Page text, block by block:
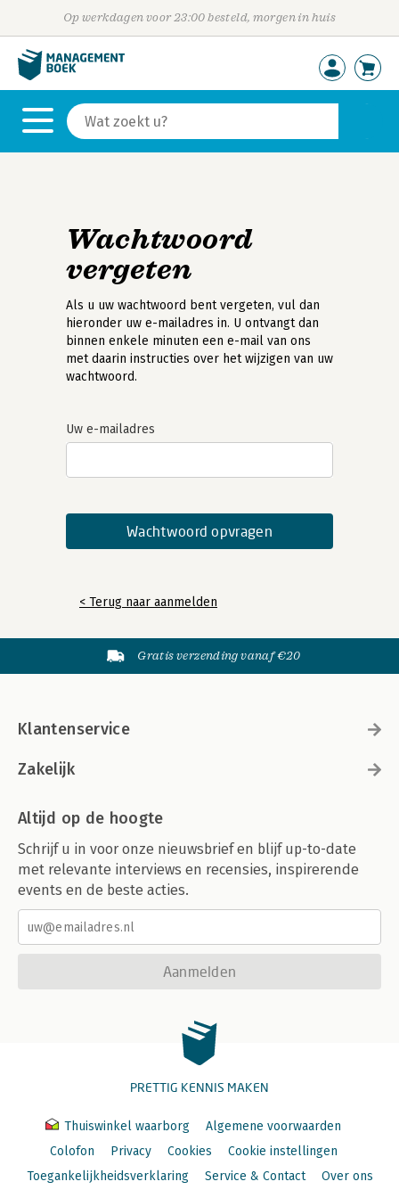
Op werkdagen voor 23:00 besteld, morgen in huis
Wachtwoord
vergeten
Als u uw wachtwoord bent vergeten, vul dan
hieronder uw e-mailadres in. U ontvangt dan
binnen enkele minuten een e-mail van ons
met daarin instructies over het wijzigen van uw
wachtwoord.
Uw e-mailadres
< Terug naar aanmelden
Gratis verzending vanaf €20
Klantenservice
Zakelijk
Altijd op de hoogte
Schrijf u in voor onze nieuwsbrief en blijf up-to-date
met relevante interviews en recensies, inspirerende
events en de beste acties.
Aanmelden
PRETTIG KENNIS MAKEN
Thuiswinkel waarborg
Algemene voorwaarden
Colofon
Privacy Cookies
Cookie instellingen
Toegankelijkheidsverklaring
Service & Contact Over ons